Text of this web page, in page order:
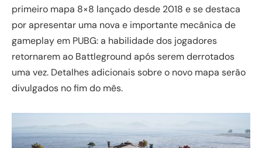
primeiro mapa 8×8 lançado desde 2018 e se destaca
por apresentar uma nova e importante mecânica de
gameplay em PUBG: a habilidade dos jogadores
retornarem ao Battleground após serem derrotados
uma vez. Detalhes adicionais sobre o novo mapa serão
divulgados no fim do mês.